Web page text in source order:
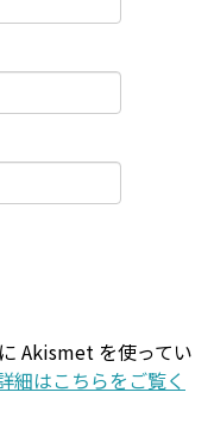
Akismet を使ってい
細はこちらをご覧く